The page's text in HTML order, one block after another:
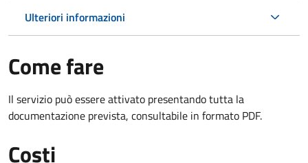
Ulteriori informazioni
Come fare
Il servizio può essere attivato presentando tutta la
documentazione prevista, consultabile in formato PDF.
Costi